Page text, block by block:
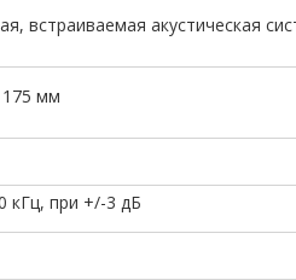
встраиваемая акустическая
мм
кГц, при +/-3 дБ